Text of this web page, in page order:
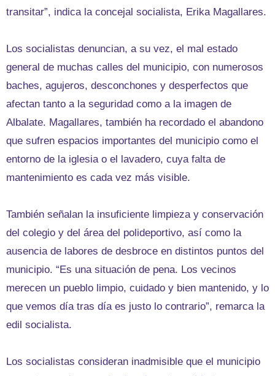
transitar”, indica la concejal socialista, Erika Magallares.
Los socialistas denuncian, a su vez, el mal estado
general de muchas calles del municipio, con numerosos
baches, agujeros, desconchones y desperfectos que
afectan tanto a la seguridad como a la imagen de
Albalate. Magallares, también ha recordado el abandono
que sufren espacios importantes del municipio como el
entorno de la iglesia o el lavadero, cuya falta de
mantenimiento es cada vez más visible.
También señalan la insuficiente limpieza y conservación
del colegio y del área del polideportivo, así como la
ausencia de labores de desbroce en distintos puntos del
municipio. “Es una situación de pena. Los vecinos
merecen un pueblo limpio, cuidado y bien mantenido, y lo
que vemos día tras día es justo lo contrario”, remarca la
edil socialista.
Los socialistas consideran inadmisible que el municipio